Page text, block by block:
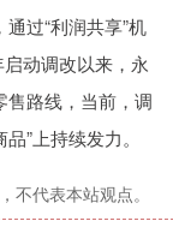
过“利润共享”机
动调改以来，永
售路线，当前，调
”上持续发力。
不代表本站观点。